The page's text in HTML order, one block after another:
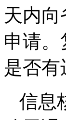
天内
申请
是否
信息